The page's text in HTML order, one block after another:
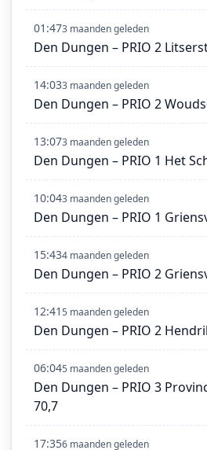
01:473 maanden geleden
Den Dungen – PRIO 2
14:033 maanden geleden
Den Dungen – PRIO 2
13:073 maanden geleden
Den Dungen – PRIO 1 Het
10:043 maanden geleden
Den Dungen – PRIO 1
15:434 maanden geleden
Den Dungen – PRIO 2
12:415 maanden geleden
Den Dungen – PRIO 2
06:045 maanden geleden
Den Dungen – PRIO 3
70,7
17:356 maanden geleden